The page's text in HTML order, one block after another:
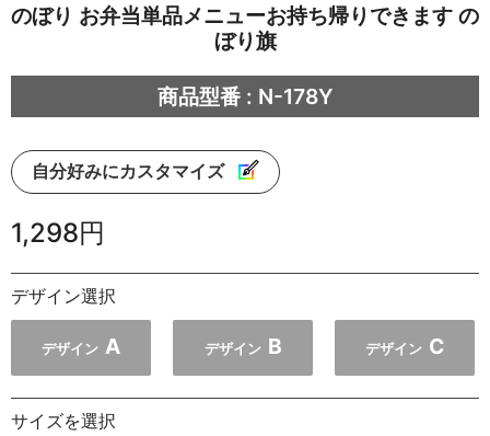
のぼり お弁当単品メニューお持ち帰りできます の
ぼり旗
商品型番 : N-178Y
自分好みにカスタマイズ
1,298円
デザイン選択
デザイン A デザイン B デザイン C
サイズを選択